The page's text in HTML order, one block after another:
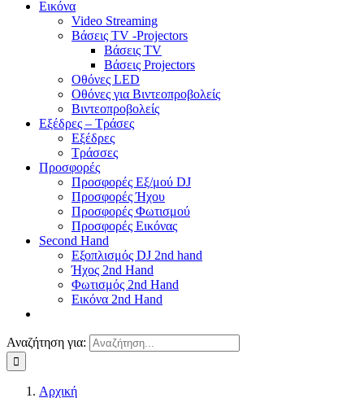
Εικόνα
Video Streaming
Βάσεις TV -Projectors
Βάσεις TV
Βάσεις Projectors
Οθόνες LED
Οθόνες για Βιντεοπροβολείς
Βιντεοπροβολείς
Εξέδρες – Τράσες
Εξέδρες
Τράσσες
Προσφορές
Προσφορές Εξ/μού DJ
Προσφορές Ήχου
Προσφορές Φωτισμού
Προσφορές Εικόνας
Second Hand
Εξοπλισμός DJ 2nd hand
Ήχος 2nd Hand
Φωτισμός 2nd Hand
Εικόνα 2nd Hand
Αναζήτηση για:
Αρχική